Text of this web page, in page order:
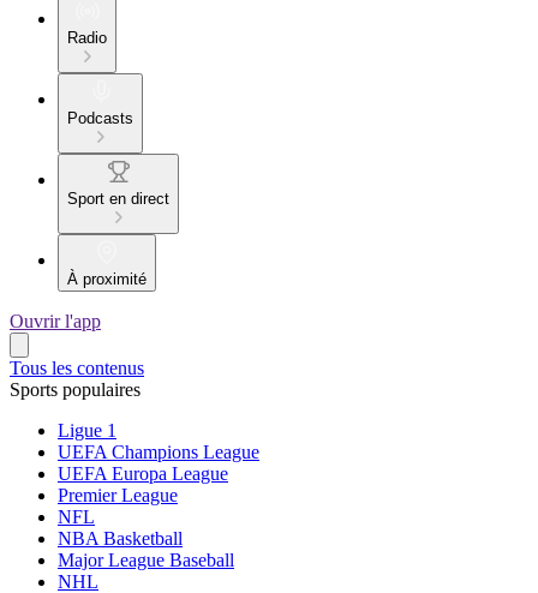
Radio
Podcasts
Sport en direct
À proximité
Ouvrir l'app
Tous les contenus
Sports populaires
Ligue 1
UEFA Champions League
UEFA Europa League
Premier League
NFL
NBA Basketball
Major League Baseball
NHL